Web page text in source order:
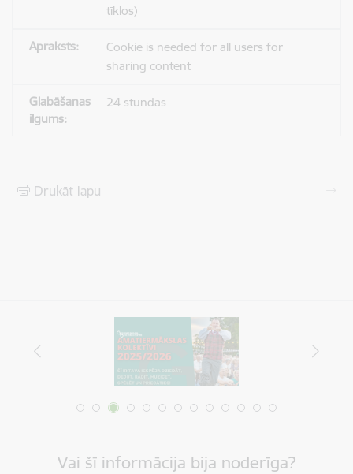
tīklos)
Cookie is needed for all users for
sharing content
24 stundas
Drukāt lapu
Vai šī informācija bija noderīga?